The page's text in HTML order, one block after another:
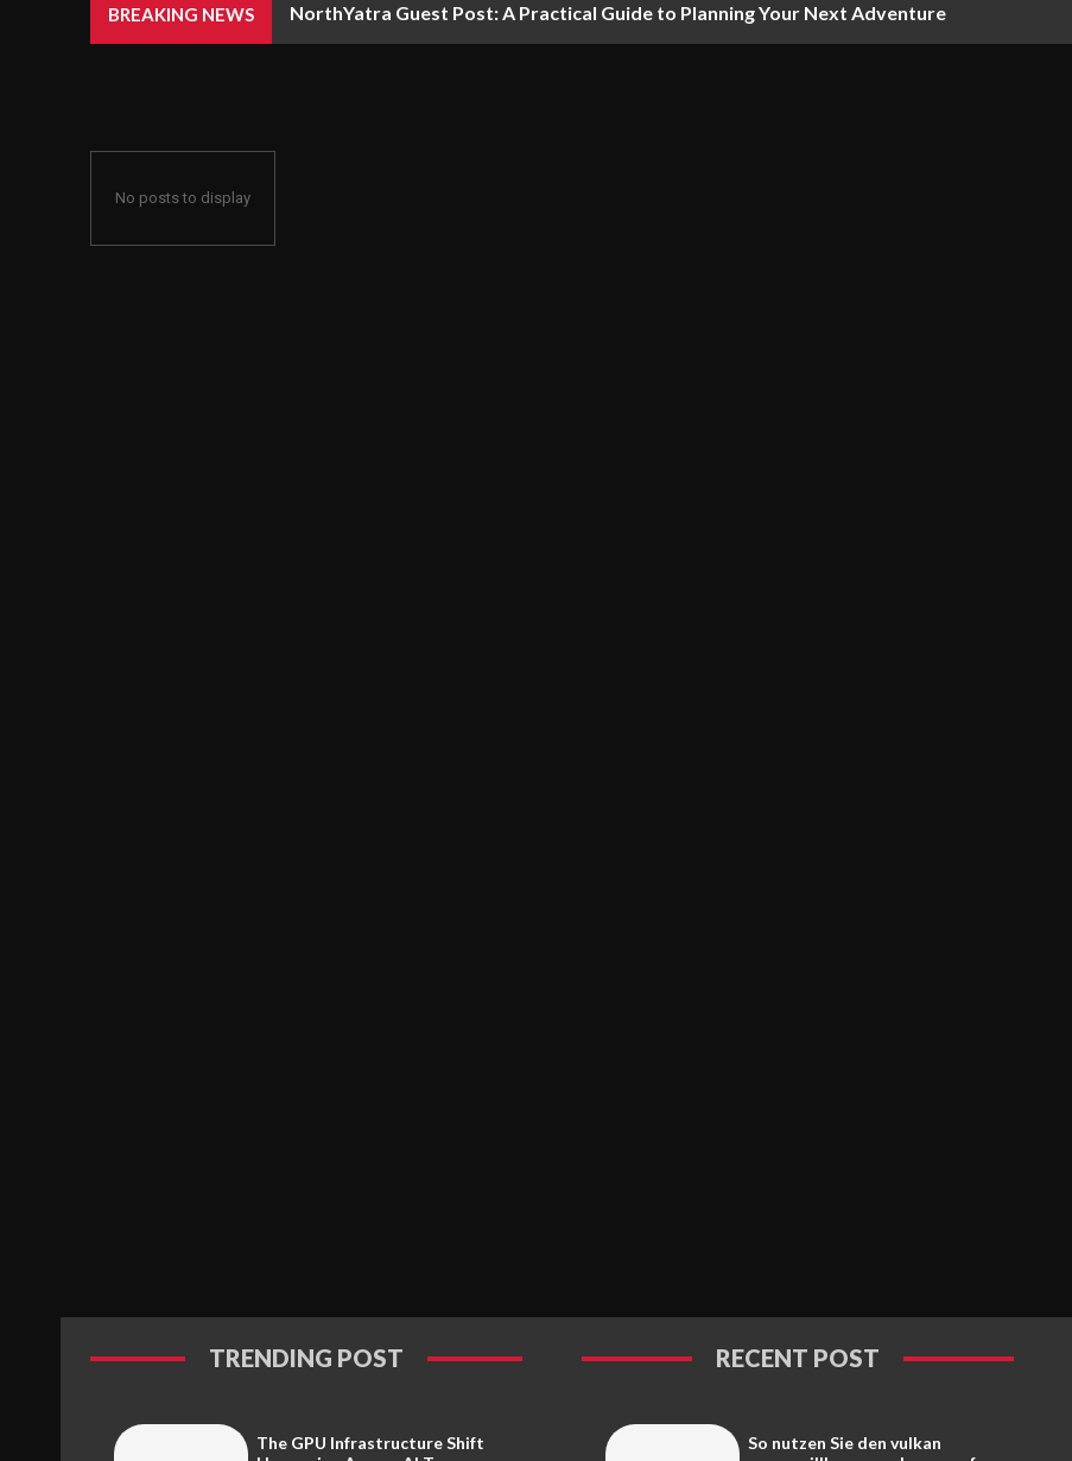
BREAKING NEWS NorthYatra Guest Post: A Practical Guide to Planning Your Next Adventure
No posts to display
TRENDING POST
The GPU Infrastructure Shift
RECENT POST
So nutzen Sie den vulkan